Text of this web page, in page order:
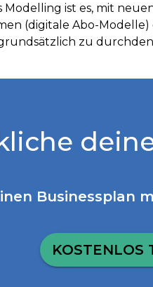
Modelling ist es, mit
(digitale Abo-
zu
Businessplan
KOSTENLOS